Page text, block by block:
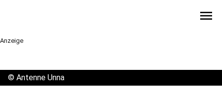
menu
Anzeige
© Antenne Unna